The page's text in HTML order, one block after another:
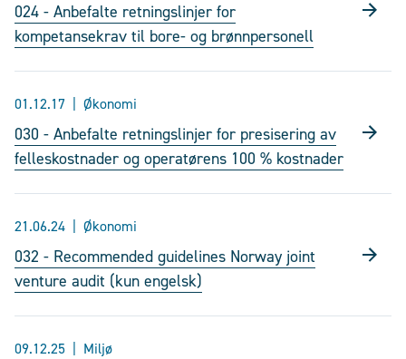
024 - Anbefalte retningslinjer for
kompetansekrav til bore- og brønnpersonell
01.12.17 Økonomi
030 - Anbefalte retningslinjer for presisering av
felleskostnader og operatørens 100 % kostnader
21.06.24 Økonomi
032 - Recommended guidelines Norway joint
venture audit (kun engelsk)
09.12.25 Miljø